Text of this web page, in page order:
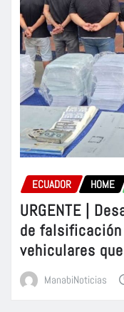
ECUADOR HOME
URGENTE |
de
vehiculares
ManabiNoticias